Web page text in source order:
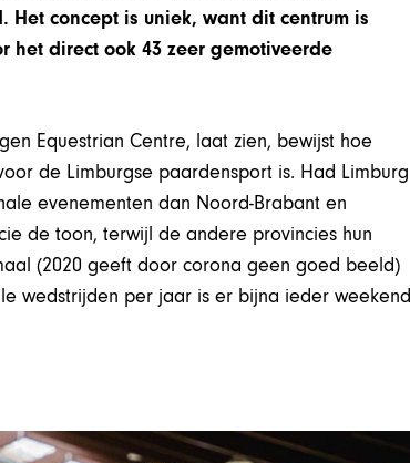
concept is uniek, want dit centrum is
het direct ook 43 zeer gemotiveerde
Equestrian Centre, laat zien, bewijst hoe
de Limburgse paardensport is. Had Limburg
evenementen dan Noord-Brabant en
de toon, terwijl de andere provincies hun
(2020 geeft door corona geen goed beeld)
wedstrijden per jaar is er bijna ieder weekend